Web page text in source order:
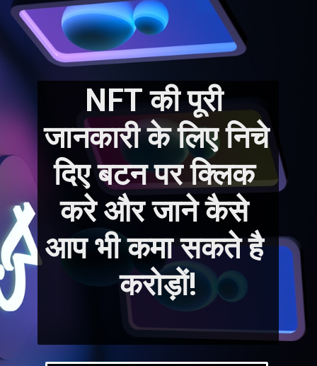
NFT की पूरी
जानकारी के लिए निचे
दिए बटन पर क्लिक
करे और जाने कैसे
आप भी कमा सकते है
करोड़ों!